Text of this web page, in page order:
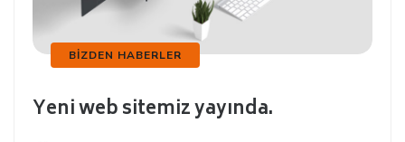
BIZDEN HABERLER
Yeni web sitemiz yayında.